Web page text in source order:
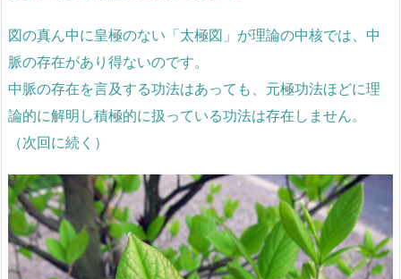
図の真ん中に皇極のない「太極図」が理論の中核では、中
脈の存在があり得ないのです。
中脈の存在を言及する功法はあっても、元極功法ほどに理
論的に解明し積極的に扱っている功法は存在しません。
（次回に続く）